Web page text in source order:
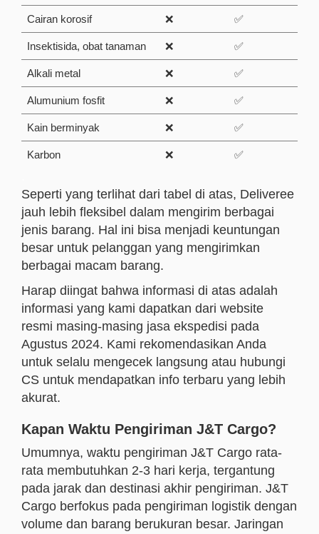
Cairan korosif ❌ ✅
Insektisida, obat tanaman ❌ ✅
Alkali metal ❌ ✅
Alumunium fosfit ❌ ✅
Kain berminyak ❌ ✅
Karbon ❌ ✅
Seperti yang terlihat dari tabel di atas, Deliveree
jauh lebih fleksibel dalam mengirim berbagai
jenis barang. Hal ini bisa menjadi keuntungan
besar untuk pelanggan yang mengirimkan
berbagai macam barang.
Harap diingat bahwa informasi di atas adalah
informasi yang kami dapatkan dari website
resmi masing-masing jasa ekspedisi pada
Agustus 2024. Kami rekomendasikan Anda
untuk selalu mengecek langsung atau hubungi
CS untuk mendapatkan info terbaru yang lebih
akurat.
Kapan Waktu Pengiriman J&T Cargo?
Umumnya, waktu pengiriman J&T Cargo rata-
rata membutuhkan 2-3 hari kerja, tergantung
pada jarak dan destinasi akhir pengiriman. J&T
Cargo berfokus pada pengiriman logistik dengan
volume dan barang berukuran besar. Jaringan